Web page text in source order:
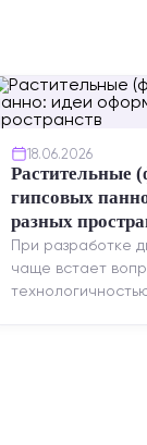
18.06.2026
Растительные
гипсовых
разных
При разработке
чаще встает